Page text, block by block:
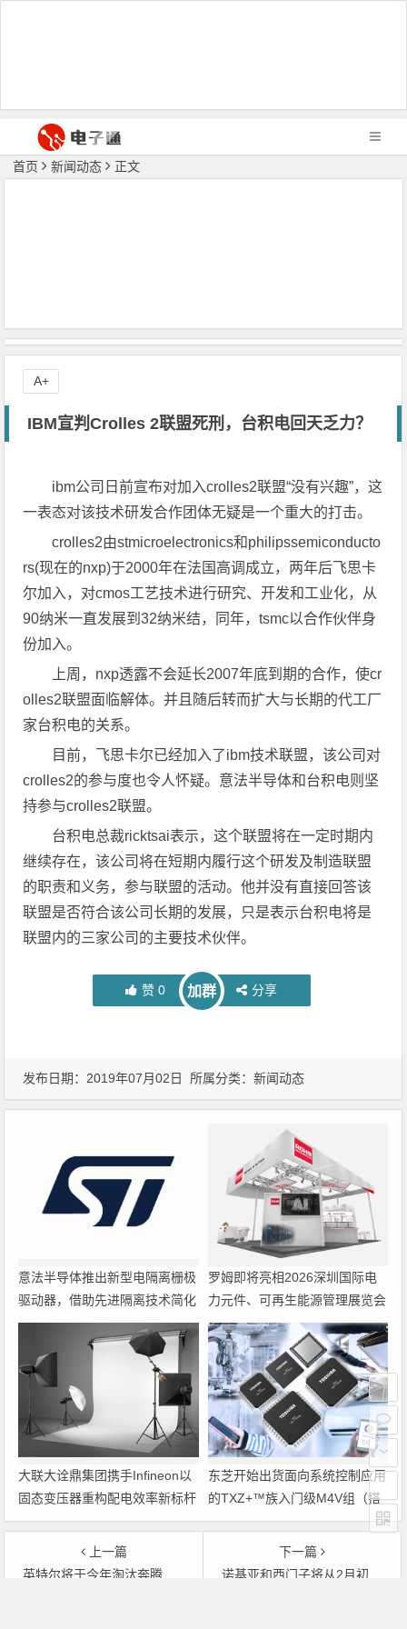
首页 新闻动态 正文
IBM宣判Crolles 2联盟死刑，台积电回天乏力？
ibm公司日前宣布对加入crolles2联盟“没有兴趣”，这
一表态对该技术研发合作团体无疑是一个重大的打击。
crolles2由stmicroelectronics和philipssemiconducto
rs(现在的nxp)于2000年在法国高调成立，两年后飞思卡
尔加入，对cmos工艺技术进行研究、开发和工业化，从
90纳米一直发展到32纳米结，同年，tsmc以合作伙伴身
份加入。
上周，nxp透露不会延长2007年底到期的合作，使cr
olles2联盟面临解体。并且随后转而扩大与长期的代工厂
家台积电的关系。
目前，飞思卡尔已经加入了ibm技术联盟，该公司对
crolles2的参与度也令人怀疑。意法半导体和台积电则坚
持参与crolles2联盟。
台积电总裁ricktsai表示，这个联盟将在一定时期内
继续存在，该公司将在短期内履行这个研发及制造联盟
的职责和义务，参与联盟的活动。他并没有直接回答该
联盟是否符合该公司长期的发展，只是表示台积电将是
联盟内的三家公司的主要技术伙伴。
赞 0 加群 分享
A+
发布日期：2019年07月02日 所属分类：新闻动态
意法半导体推出新型电隔离栅极
驱动器，借助先进隔离技术简化
电源设计
罗姆即将亮相2026深圳国际电
力元件、可再生能源管理展览会
暨研讨会
大联大诠鼎集团携手Infineon以
固态变压器重构配电效率新标杆
东芝开始出货面向系统控制应用
的TXZ+™族入门级M4V组（搭
载Arm Cortex‑M4内核的标准微
控制器）工程样品
上一篇
英特尔将于今年淘汰奔腾系列处理器
下一篇
诺基亚和西门子将从2月初开展产品组合计划